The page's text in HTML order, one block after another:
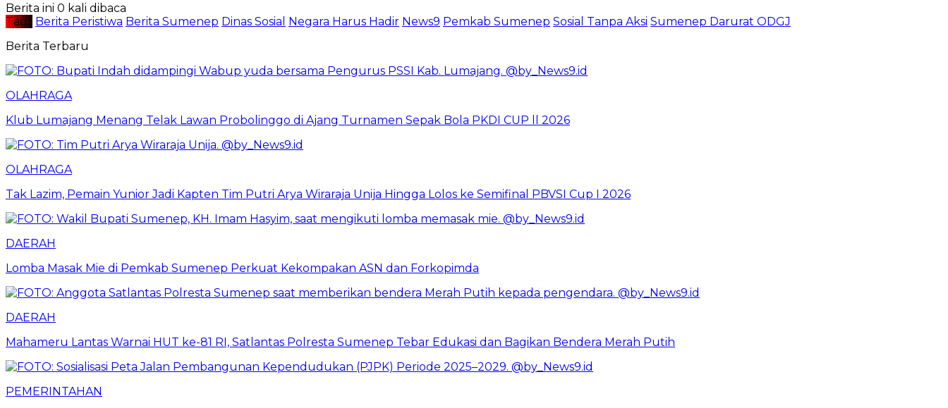
Berita ini 0 kali dibaca
Tag :
Berita Peristiwa Berita Sumenep Dinas Sosial Negara Harus Hadir News9 Pemkab Sumenep Sosial Tanpa Aksi Sumenep Darurat ODGJ
Berita Terbaru
OLAHRAGA
Klub Lumajang Menang Telak Lawan Probolinggo di Ajang Turnamen Sepak Bola PKDI CUP ll 2026
OLAHRAGA
Tak Lazim, Pemain Yunior Jadi Kapten Tim Putri Arya Wiraraja Unija Hingga Lolos ke Semifinal PBVSI Cup I 2026
DAERAH
Lomba Masak Mie di Pemkab Sumenep Perkuat Kekompakan ASN dan Forkopimda
DAERAH
Mahameru Lantas Warnai HUT ke-81 RI, Satlantas Polresta Sumenep Tebar Edukasi dan Bagikan Bendera Merah Putih
PEMERINTAHAN